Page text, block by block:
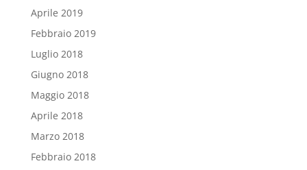
Aprile 2019
Febbraio 2019
Luglio 2018
Giugno 2018
Maggio 2018
Aprile 2018
Marzo 2018
Febbraio 2018